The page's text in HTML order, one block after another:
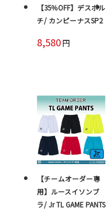
【35％OFF】デスポル
チ/ カンピーナスSP2
8,580円
【チームオーダー専
用】ルースイソンブ
ラ/ Jr TL GAME PANTS